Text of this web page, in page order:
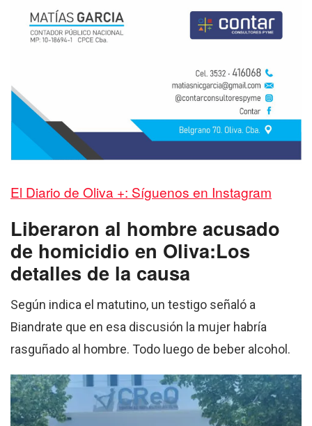
El Diario de Oliva +: Síguenos en Instagram
Liberaron al hombre acusado
de homicidio en Oliva:Los
detalles de la causa
Según indica el matutino, un testigo señaló a
Biandrate que en esa discusión la mujer habría
rasguñado al hombre. Todo luego de beber alcohol.